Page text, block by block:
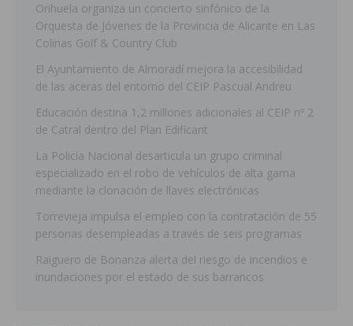
Orihuela organiza un concierto sinfónico de la
Orquesta de Jóvenes de la Provincia de Alicante en Las
Colinas Golf & Country Club
El Ayuntamiento de Almoradí mejora la accesibilidad
de las aceras del entorno del CEIP Pascual Andreu
Educación destina 1,2 millones adicionales al CEIP nº 2
de Catral dentro del Plan Edificant
La Policía Nacional desarticula un grupo criminal
especializado en el robo de vehículos de alta gama
mediante la clonación de llaves electrónicas
Torrevieja impulsa el empleo con la contratación de 55
personas desempleadas a través de seis programas
Raiguero de Bonanza alerta del riesgo de incendios e
inundaciones por el estado de sus barrancos